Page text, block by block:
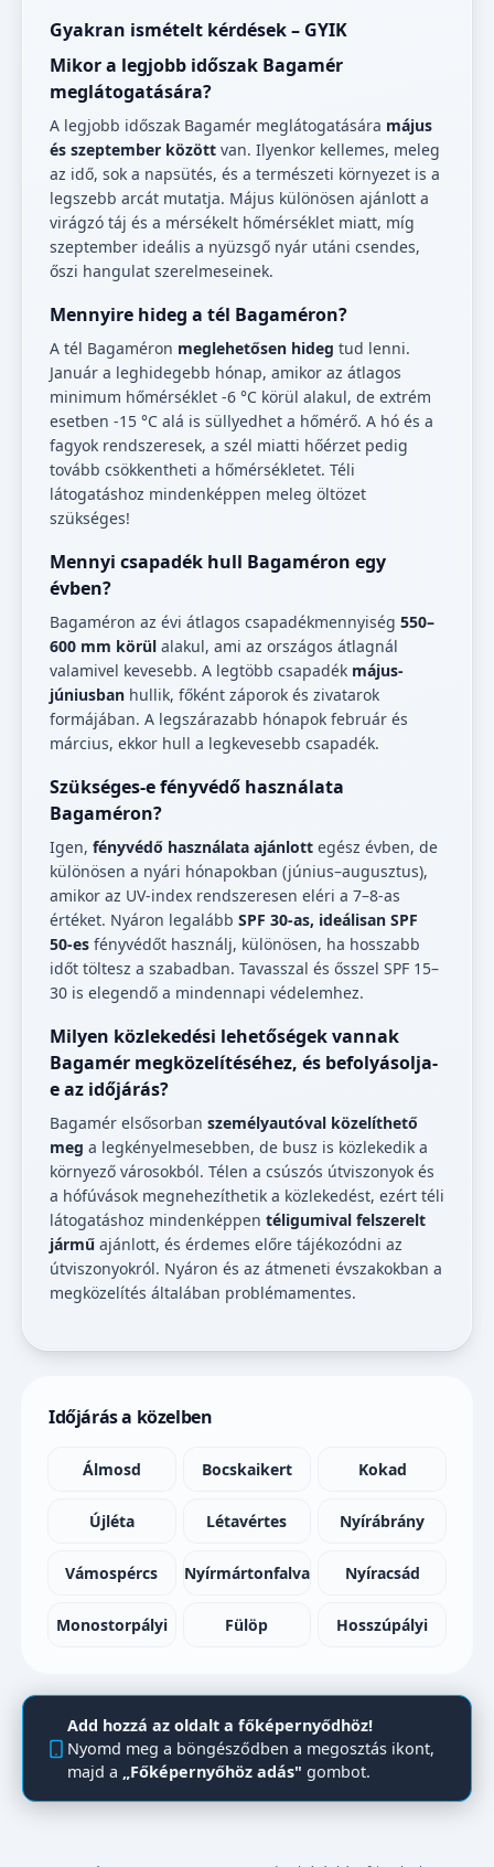
Gyakran ismételt kérdések – GYIK
Mikor a legjobb időszak Bagamér
meglátogatására?
A legjobb időszak Bagamér meglátogatására május
és szeptember között van. Ilyenkor kellemes, meleg
az idő, sok a napsütés, és a természeti környezet is a
legszebb arcát mutatja. Május különösen ajánlott a
virágzó táj és a mérsékelt hőmérséklet miatt, míg
szeptember ideális a nyüzsgő nyár utáni csendes,
őszi hangulat szerelmeseinek.
Mennyire hideg a tél Bagaméron?
A tél Bagaméron meglehetősen hideg tud lenni.
Január a leghidegebb hónap, amikor az átlagos
minimum hőmérséklet -6 °C körül alakul, de extrém
esetben -15 °C alá is süllyedhet a hőmérő. A hó és a
fagyok rendszeresek, a szél miatti hőérzet pedig
tovább csökkentheti a hőmérsékletet. Téli
látogatáshoz mindenképpen meleg öltözet
szükséges!
Mennyi csapadék hull Bagaméron egy
évben?
Bagaméron az évi átlagos csapadékmennyiség 550–
600 mm körül alakul, ami az országos átlagnál
valamivel kevesebb. A legtöbb csapadék május-
júniusban hullik, főként záporok és zivatarok
formájában. A legszárazabb hónapok február és
március, ekkor hull a legkevesebb csapadék.
Szükséges-e fényvédő használata
Bagaméron?
Igen, fényvédő használata ajánlott egész évben, de
különösen a nyári hónapokban (június–augusztus),
amikor az UV-index rendszeresen eléri a 7–8-as
értéket. Nyáron legalább SPF 30-as, ideálisan SPF
50-es fényvédőt használj, különösen, ha hosszabb
időt töltesz a szabadban. Tavasszal és ősszel SPF 15–
30 is elegendő a mindennapi védelemhez.
Milyen közlekedési lehetőségek vannak
Bagamér megközelítéséhez, és befolyásolja-
e az időjárás?
Bagamér elsősorban személyautóval közelíthető
meg a legkényelmesebben, de busz is közlekedik a
környező városokból. Télen a csúszós útviszonyok és
a hófúvások megnehezíthetik a közlekedést, ezért téli
látogatáshoz mindenképpen téligumival felszerelt
jármű ajánlott, és érdemes előre tájékozódni az
útviszonyokról. Nyáron és az átmeneti évszakokban a
megközelítés általában problémamentes.
Időjárás a közelben
Álmosd Bocskaikert Kokad
Újléta Létavértes Nyírábrány
Vámospércs Nyírmártonfalva Nyíracsád
Monostorpályi Fülöp Hosszúpályi
Add hozzá az oldalt a főképernyődhöz!
Nyomd meg a böngésződben a megosztás ikont,
majd a „Főképernyőhöz adás" gombot.